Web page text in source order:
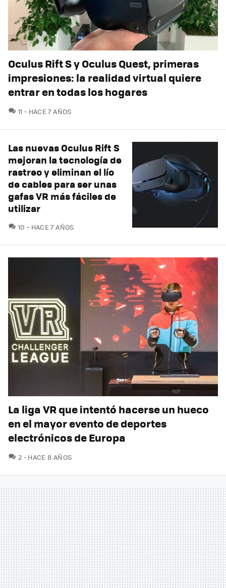
Oculus Rift S y Oculus Quest, primeras
impresiones: la realidad virtual quiere
entrar en todas los hogares
11 COMENTARIOS
HACE 7 AÑOS
Las nuevas Oculus Rift S
mejoran la tecnología de
rastreo y eliminan el lío
de cables para ser unas
gafas VR más fáciles de
utilizar
10 COMENTARIOS
HACE 7 AÑOS
La liga VR que intentó hacerse un hueco
en el mayor evento de deportes
electrónicos de Europa
2 COMENTARIOS
HACE 8 AÑOS